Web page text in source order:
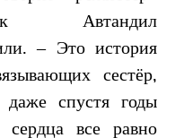
Автандил
– Это история
сестёр,
спустя годы
сердца все равно